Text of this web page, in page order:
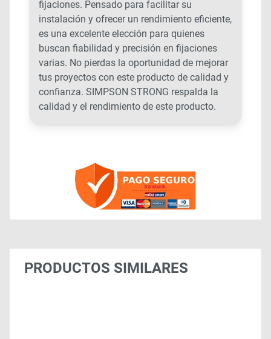
fijaciones. Pensado para facilitar su
instalación y ofrecer un rendimiento eficiente,
es una excelente elección para quienes
buscan fiabilidad y precisión en fijaciones
varias. No pierdas la oportunidad de mejorar
tus proyectos con este producto de calidad y
confianza. SIMPSON STRONG respalda la
calidad y el rendimiento de este producto.
PRODUCTOS SIMILARES